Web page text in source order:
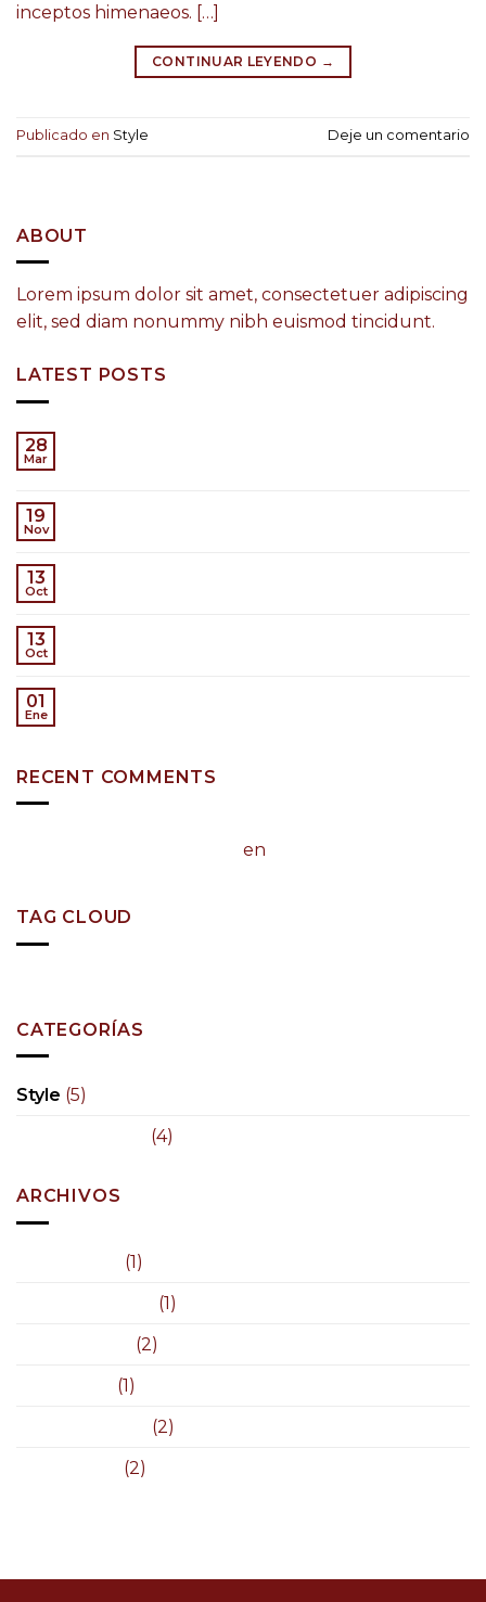
inceptos himenaeos. […]
CONTINUAR LEYENDO →
Publicado en Style Deje un comentario
ABOUT
Lorem ipsum dolor sit amet, consectetuer adipiscing
elit, sed diam nonummy nibh euismod tincidunt.
LATEST POSTS
28
Mar
19
Nov
13
Oct
13
Oct
01
Ene
RECENT COMMENTS
en
TAG CLOUD
CATEGORÍAS
Style (5)
(4)
ARCHIVOS
(1)
(1)
(2)
(1)
(2)
(2)